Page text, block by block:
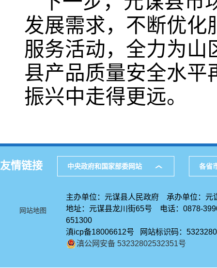
发展需求，不断优化
服务活动，全力为山
县产品质量安全水平
振兴中走得更远。
友情链接 中央政府和国家部委网站 各省
网站地图
主办单位：元谋县人民政府 承办单位：元
地址：元谋县龙川街65号 电话：0878-
651300
滇icp备18006612号 网站标识码：
滇公网安备 53232802532351号